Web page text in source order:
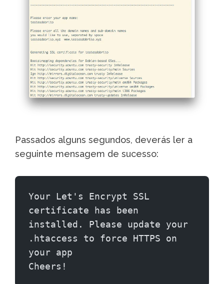
Passados alguns segundos, deverás ler a
seguinte mensagem de sucesso:
Your Let's Encrypt SSL
certificate has been
installed. Please update your
.htaccess to force HTTPS on
your app
Cheers!